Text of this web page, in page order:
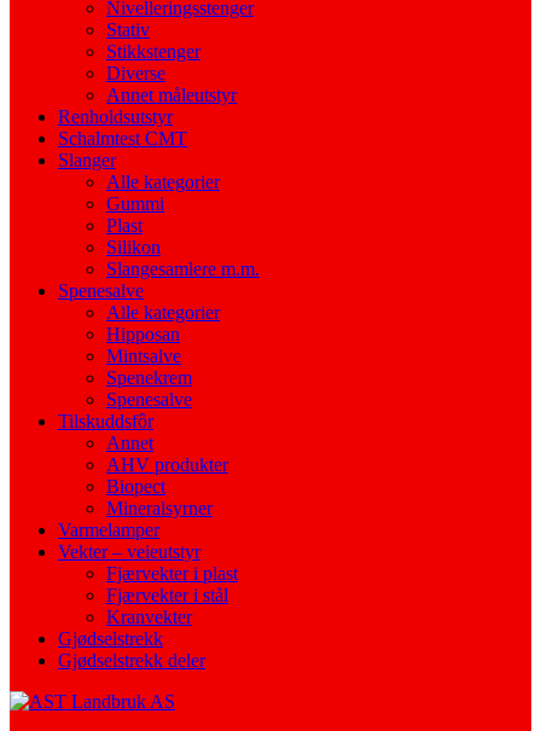
Nivelleringsstenger
Stativ
Stikkstenger
Diverse
Annet måleutstyr
Renholdsutstyr
Schalmtest CMT
Slanger
Alle kategorier
Gummi
Plast
Silikon
Slangesamlere m.m.
Spenesalve
Alle kategorier
Hipposan
Mintsalve
Spenekrem
Spenesalve
Tilskuddsfôr
Annet
AHV produkter
Biopect
Mineralsyrner
Varmelamper
Vekter – veieutstyr
Fjærvekter i plast
Fjærvekter i stål
Kranvekter
Gjødselstrekk
Gjødselstrekk deler